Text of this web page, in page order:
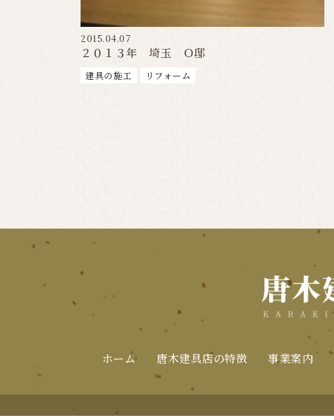
2015.04.07
２０１３年 埼玉 Ｏ邸
建具の施工 リフォーム
ホーム 唐木建具店の特徴 事業案内